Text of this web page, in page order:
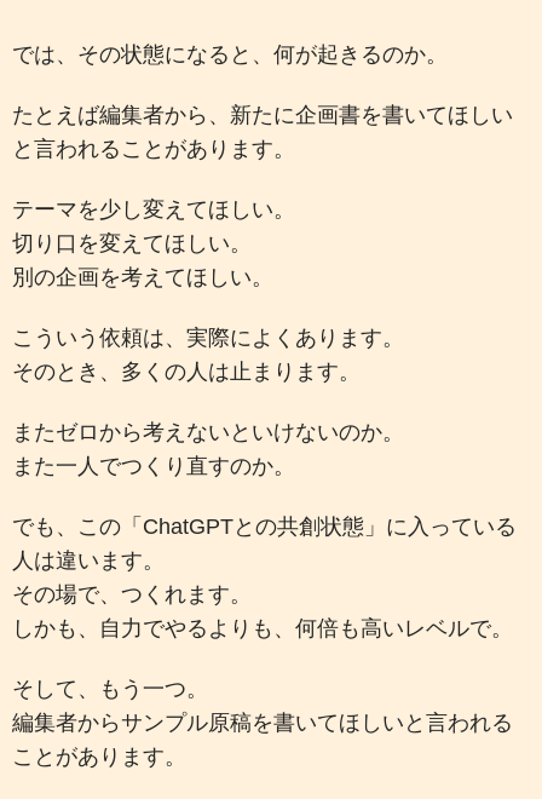
では、その状態になると、何が起きるのか。
たとえば編集者から、新たに企画書を書いてほしい
と言われることがあります。
テーマを少し変えてほしい。
切り口を変えてほしい。
別の企画を考えてほしい。
こういう依頼は、実際によくあります。
そのとき、多くの人は止まります。
またゼロから考えないといけないのか。
また一人でつくり直すのか。
でも、この「ChatGPTとの共創状態」に入っている
人は違います。
その場で、つくれます。
しかも、自力でやるよりも、何倍も高いレベルで。
そして、もう一つ。
編集者からサンプル原稿を書いてほしいと言われる
ことがあります。